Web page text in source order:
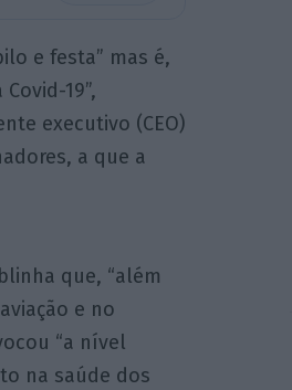
e festa” mas é,
19”,
executivo (CEO)
a que a
que, “além
e no
“a nível
na saúde dos